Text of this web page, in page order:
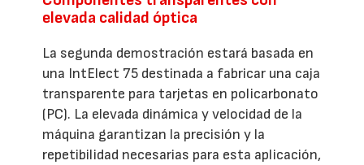
elevada calidad óptica
La segunda demostración estará basada en
una IntElect 75 destinada a fabricar una caja
transparente para tarjetas en policarbonato
(PC). La elevada dinámica y velocidad de la
máquina garantizan la precisión y la
repetibilidad necesarias para esta aplicación,